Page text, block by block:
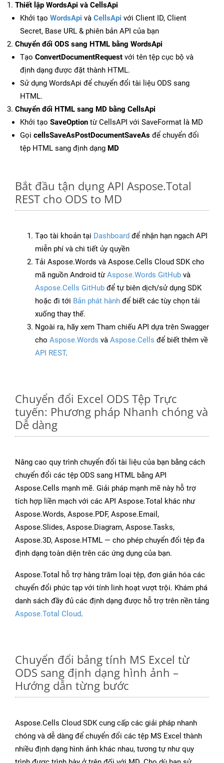
Thiết lập WordsApi và CellsApi
Khởi tạo WordsApi và CellsApi với Client ID, Client
Secret, Base URL & phiên bản API của bạn
Chuyển đổi ODS sang HTML bằng WordsApi
Tạo ConvertDocumentRequest với tên tệp cục bộ và
định dạng được đặt thành HTML.
Sử dụng WordsApi để chuyển đổi tài liệu ODS sang
HTML.
Chuyển đổi HTML sang MD bằng CellsApi
Khởi tạo SaveOption từ CellsAPI với SaveFormat là MD
Gọi cellsSaveAsPostDocumentSaveAs để chuyển đổi
tệp HTML sang định dạng MD
Bắt đầu tận dụng API Aspose.Total
REST cho ODS to MD
Tạo tài khoản tại Dashboard để nhận hạn ngạch API
miễn phí và chi tiết ủy quyền
Tải Aspose.Words và Aspose.Cells Cloud SDK cho
mã nguồn Android từAspose.Words GitHub và
Aspose.Cells GitHub để tự biên dịch/sử dụng SDK
hoặc đi tới Bản phát hành để biết các tùy chọn tải
xuống thay thế.
Ngoài ra, hãy xem Tham chiếu API dựa trên Swagger
cho Aspose.Words và Aspose.Cells để biết thêm về
API REST.
Chuyển đổi Excel ODS Tệp Trực
tuyến: Phương pháp Nhanh chóng và
Dễ dàng
Nâng cao quy trình chuyển đổi tài liệu của bạn bằng cách
chuyển đổi các tệp ODS sang HTML bằng API
Aspose.Cells mạnh mẽ. Giải pháp mạnh mẽ này hỗ trợ
tích hợp liền mạch với các API Aspose.Total khác như
Aspose.Words, Aspose.PDF, Aspose.Email,
Aspose.Slides, Aspose.Diagram, Aspose.Tasks,
Aspose.3D, Aspose.HTML — cho phép chuyển đổi tệp đa
định dạng toàn diện trên các ứng dụng của bạn.
Aspose.Total hỗ trợ hàng trăm loại tệp, đơn giản hóa các
chuyển đổi phức tạp với tính linh hoạt vượt trội. Khám phá
danh sách đầy đủ các định dạng được hỗ trợ trên nền tảng
Aspose.Total Cloud.
Chuyển đổi bảng tính MS Excel từ
ODS sang định dạng hình ảnh –
Hướng dẫn từng bước
Aspose.Cells Cloud SDK cung cấp các giải pháp nhanh
chóng và dễ dàng để chuyển đổi các tệp MS Excel thành
nhiều định dạng hình ảnh khác nhau, tương tự như quy